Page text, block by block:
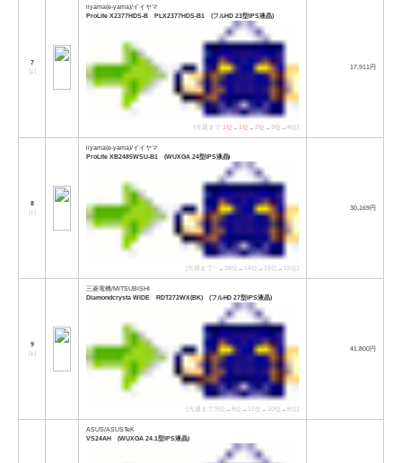
7
[↓]
iiyama(e-yama)/イイヤマ
ProLite X2377HDS-B PLX2377HDS-B1 (フルHD 23型IPS液晶)
[先週まで:1位 →1位 →2位 →3位 →4位]
17,911円
8
[↑]
iiyama(e-yama)/イイヤマ
ProLite XB2485WSU-B1 (WUXGA 24型IPS液晶)
[先週まで:−→18位→14位→15位→15位]
30,169円
9
[↓]
三菱電機/MITSUBISHI
Diamondcrysta WIDE RDT272WX(BK) (フルHD 27型IPS液晶)
[先週まで:9位→8位→11位→10位→8位]
41,800円
ASUS/ASUSTeK
VS24AH (WUXGA 24.1型IPS液晶)